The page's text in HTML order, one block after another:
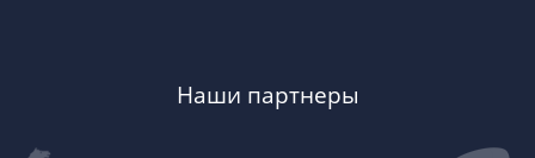
Наши партнеры